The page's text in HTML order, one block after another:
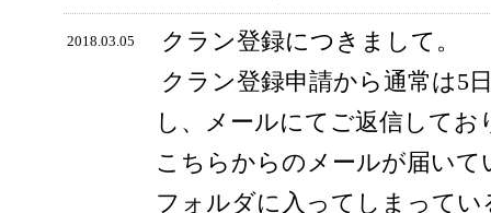
2018.03.05
クラン登録につきまして。
クラン登録申請から通常は5
し、メールにてご返信してお
こちらからのメールが届い
フォルダに入ってしまってい